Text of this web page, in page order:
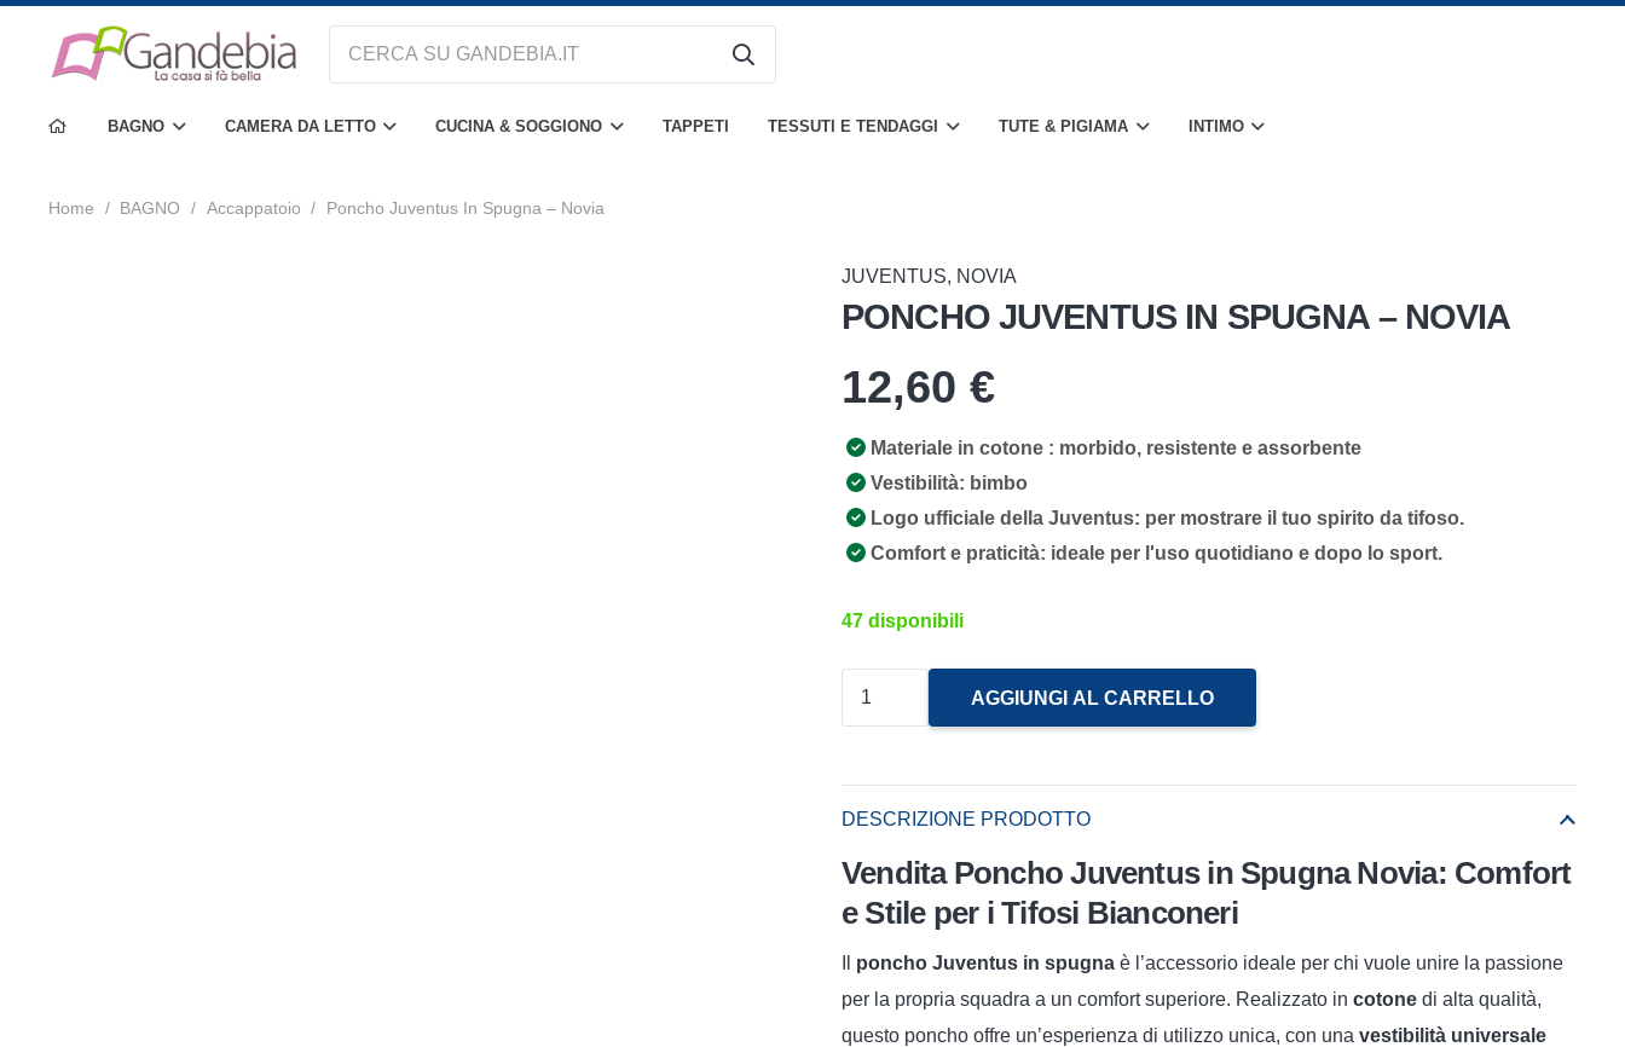
BAGNO CAMERA DA LETTO CUCINA & SOGGIONO TAPPETI TESSUTI E TENDAGGI TUTE & PIGIAMA INTIMO
Home / BAGNO / Accappatoio / Poncho Juventus In Spugna – Novia
JUVENTUS, NOVIA
PONCHO JUVENTUS IN SPUGNA – NOVIA
12,60 €
Materiale in cotone : morbido, resistente e assorbente
Vestibilità: bimbo
Logo ufficiale della Juventus: per mostrare il tuo spirito da tifoso.
Comfort e praticità: ideale per l'uso quotidiano e dopo lo sport.
47 disponibili
Poncho
Juventus
-
Novia
quantità
AGGIUNGI AL CARRELLO
DESCRIZIONE PRODOTTO
Vendita Poncho Juventus in Spugna Novia: Comfort
e Stile per i Tifosi Bianconeri
poncho Juventus in spugna è l’accessorio ideale per chi vuole unire la passione
per la propria squadra a un comfort superiore. Realizzato in cotone di alta qualità,
questo poncho offre un’esperienza di utilizzo unica, con una vestibilità universale